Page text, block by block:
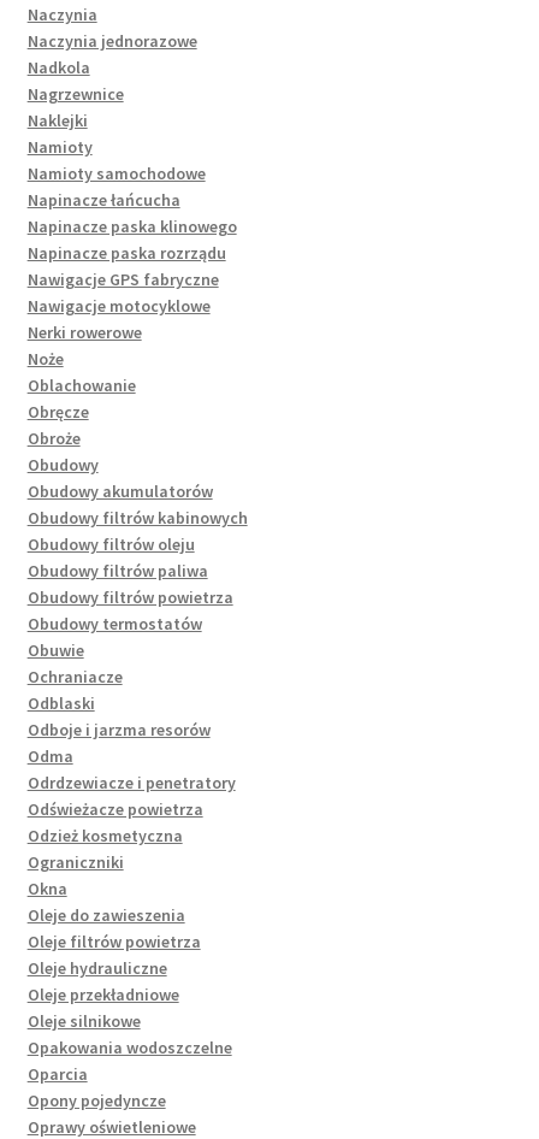
Naczynia
Naczynia jednorazowe
Nadkola
Nagrzewnice
Naklejki
Namioty
Namioty samochodowe
Napinacze łańcucha
Napinacze paska klinowego
Napinacze paska rozrządu
Nawigacje GPS fabryczne
Nawigacje motocyklowe
Nerki rowerowe
Noże
Oblachowanie
Obręcze
Obroże
Obudowy
Obudowy akumulatorów
Obudowy filtrów kabinowych
Obudowy filtrów oleju
Obudowy filtrów paliwa
Obudowy filtrów powietrza
Obudowy termostatów
Obuwie
Ochraniacze
Odblaski
Odboje i jarzma resorów
Odma
Odrdzewiacze i penetratory
Odświeżacze powietrza
Odzież kosmetyczna
Ograniczniki
Okna
Oleje do zawieszenia
Oleje filtrów powietrza
Oleje hydrauliczne
Oleje przekładniowe
Oleje silnikowe
Opakowania wodoszczelne
Oparcia
Opony pojedyncze
Oprawy oświetleniowe